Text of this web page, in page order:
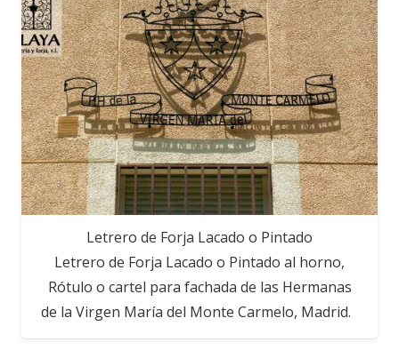
Letrero de Forja Lacado o Pintado
Letrero de Forja Lacado o Pintado al horno,
Rótulo o cartel para fachada de las Hermanas
de la Virgen María del Monte Carmelo, Madrid.